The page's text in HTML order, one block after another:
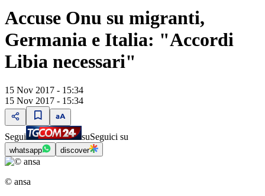
Accuse Onu su migranti,
Germania e Italia: "Accordi
Libia necessari"
15 Nov 2017 - 15:34
15 Nov 2017 - 15:34
Segui suSeguici su
whatsapp discover
© ansa